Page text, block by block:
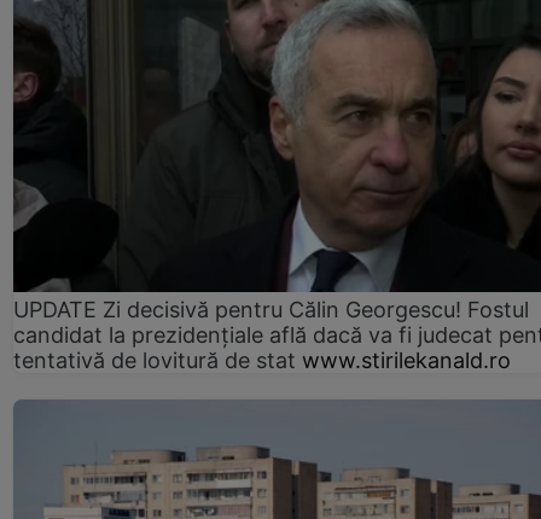
UPDATE Zi decisivă pentru Călin Georgescu! Fostul
candidat la prezidențiale află dacă va fi judecat
tentativă de lovitură de stat www.stirilekanald.ro